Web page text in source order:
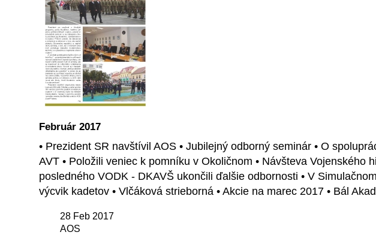
Február 2017
• Prezident SR navštívil AOS • Jubilejný odborný seminár • O
AVT • Položili veniec k pomníku v Okoličnom • Návšteva
posledného VODK - DKAVŠ ukončili ďalšie odbornosti • V
výcvik kadetov • Vlčáková strieborná • Akcie na marec 2017 • Bál
28 Feb 2017
AOS